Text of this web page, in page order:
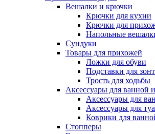
Вешалки и крючки
Крючки для кухни
Крючки для
Напольные
Сундуки
Товары для прихожей
Ложки для обуви
Подставки для
Трость для ходьбы
Аксессуары для ванной и
Аксессуары для
Аксессуары для
Коврики для
Стопперы